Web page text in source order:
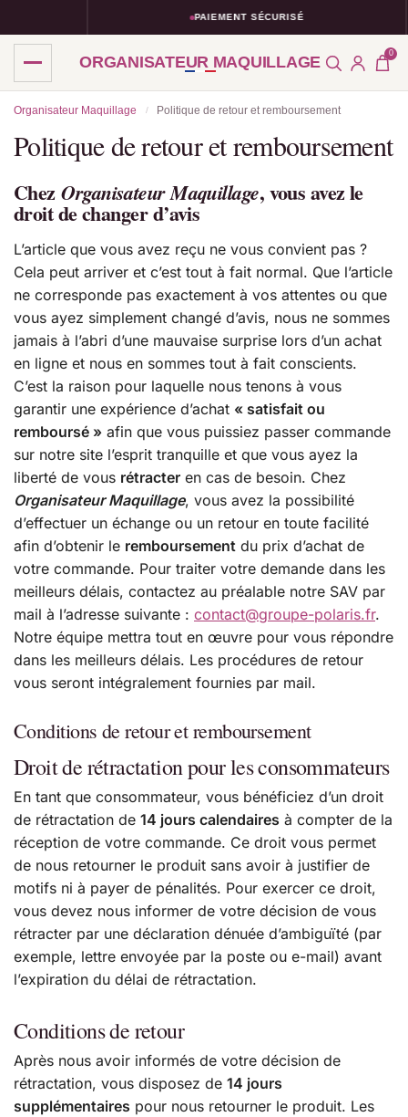
PAIEMENT SÉCURISÉ
ORGANISATEUR MAQUILLAGE 0
Organisateur Maquillage / Politique de retour et remboursement
Politique de retour et remboursement
ChezOrganisateur Maquillage, vous avez le
droit de changer d’avis
L’article que vous avez reçu ne vous convient pas ?
Cela peut arriver et c’est tout à fait normal. Que l’article
ne corresponde pas exactement à vos attentes ou que
vous ayez simplement changé d’avis, nous ne sommes
jamais à l’abri d’une mauvaise surprise lors d’un achat
en ligne et nous en sommes tout à fait conscients.
C’est la raison pour laquelle nous tenons à vous
garantir une expérience d’achat « satisfait ou
remboursé » afin que vous puissiez passer commande
sur notre site l’esprit tranquille et que vous ayez la
liberté de vous rétracter en cas de besoin. Chez
Organisateur Maquillage, vous avez la possibilité
d’effectuer un échange ou un retour en toute facilité
afin d’obtenir le remboursement du prix d’achat de
votre commande. Pour traiter votre demande dans les
meilleurs délais, contactez au préalable notre SAV par
mail à l’adresse suivante : contact@groupe-polaris.fr.
Notre équipe mettra tout en œuvre pour vous répondre
dans les meilleurs délais. Les procédures de retour
vous seront intégralement fournies par mail.
Conditions de retour et remboursement
Droit de rétractation pour les consommateurs
En tant que consommateur, vous bénéficiez d’un droit
de rétractation de 14 jours calendaires à compter de la
réception de votre commande. Ce droit vous permet
de nous retourner le produit sans avoir à justifier de
motifs ni à payer de pénalités. Pour exercer ce droit,
vous devez nous informer de votre décision de vous
rétracter par une déclaration dénuée d’ambiguïté (par
exemple, lettre envoyée par la poste ou e-mail) avant
l’expiration du délai de rétractation.
Conditions de retour
Après nous avoir informés de votre décision de
rétractation, vous disposez de 14 jours
supplémentaires pour nous retourner le produit. Les